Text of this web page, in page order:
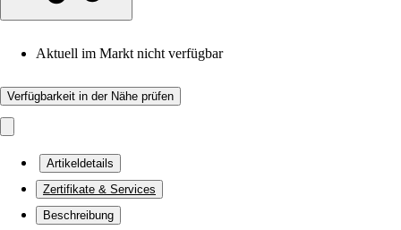
Aktuell im Markt nicht verfügbar
Verfügbarkeit in der Nähe prüfen
Artikeldetails
Zertifikate & Services
Beschreibung